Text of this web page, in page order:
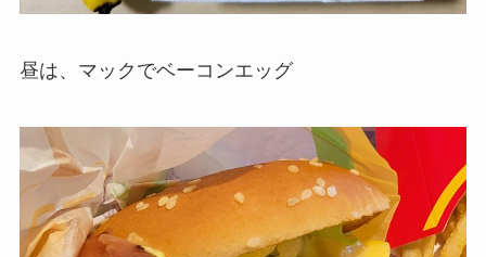
昼は、マックでベーコンエッグ